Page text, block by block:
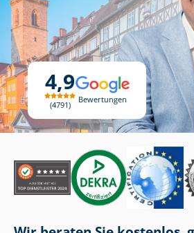
4,9
4791
Bewertungen